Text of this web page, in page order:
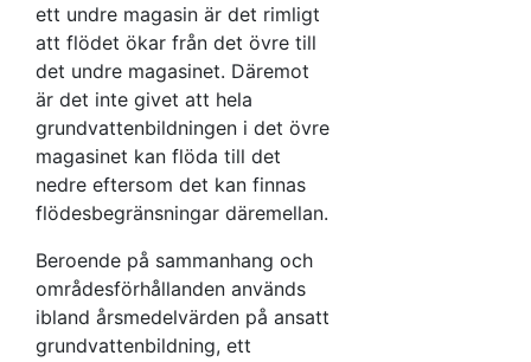
ett undre magasin är det rimligt
att flödet ökar från det övre till
det undre magasinet. Däremot
är det inte givet att hela
grundvattenbildningen i det övre
magasinet kan flöda till det
nedre eftersom det kan finnas
flödesbegränsningar däremellan.
Beroende på sammanhang och
områdesförhållanden används
ibland årsmedelvärden på ansatt
grundvattenbildning, ett